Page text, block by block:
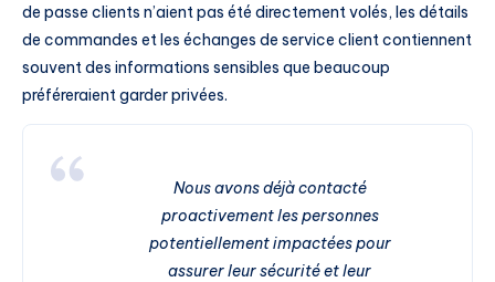
de passe clients n’aient pas été directement volés, les détails
de commandes et les échanges de service client contiennent
souvent des informations sensibles que beaucoup
préféreraient garder privées.
Nous avons déjà contacté
proactivement les personnes
potentiellement impactées pour
assurer leur sécurité et leur